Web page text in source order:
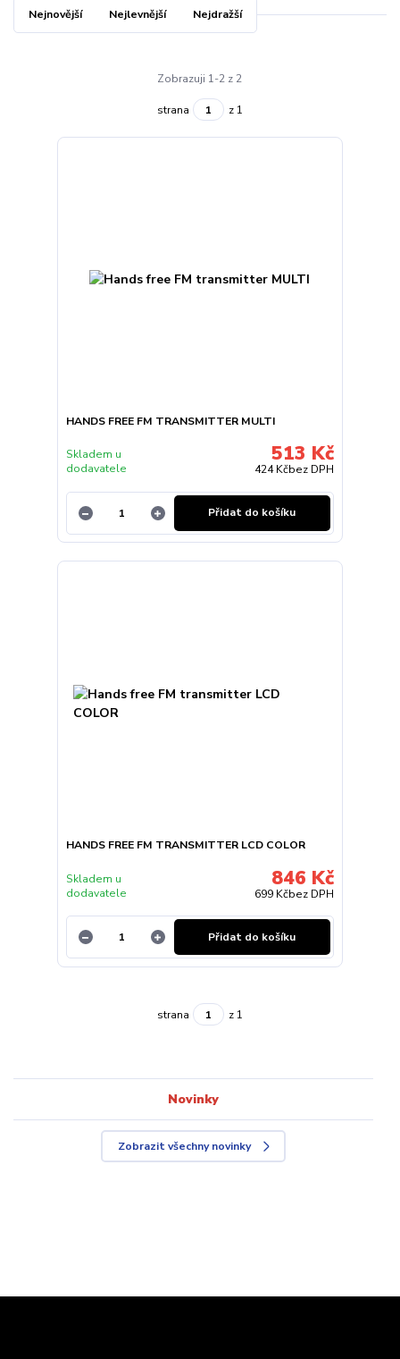
Nejnovější Nejlevnější Nejdražší
Zobrazuji 1-2 z 2
strana z 1
HANDS FREE FM TRANSMITTER MULTI
513 Kč
424 Kčbez DPH
Skladem u
dodavatele
Přidat do košíku
HANDS FREE FM TRANSMITTER LCD COLOR
846 Kč
699 Kčbez DPH
Skladem u
dodavatele
Přidat do košíku
strana z 1
Novinky
Zobrazit všechny novinky